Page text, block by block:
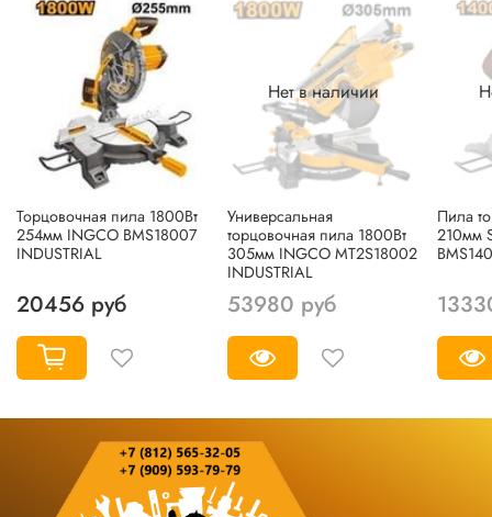
Торцовочная пила 1800Вт
254мм INGCO BMS18007
INDUSTRIAL
20456 руб
Нет в наличии
Универсальная
торцовочная пила 1800Вт
305мм INGCO MT2S18002
INDUSTRIAL
53980 руб
Пила
210мм